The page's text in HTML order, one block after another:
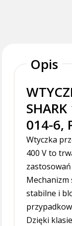
Opis
014-6,
Wtyczka
400 V to
Mechanizm
stabilne i
Dzięki